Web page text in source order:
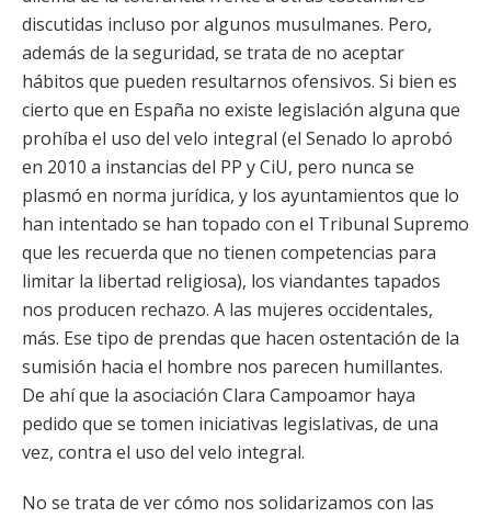
discutidas incluso por algunos musulmanes. Pero,
además de la seguridad, se trata de no aceptar
hábitos que pueden resultarnos ofensivos. Si bien es
cierto que en España no existe legislación alguna que
prohíba el uso del velo integral (el Senado lo aprobó
en 2010 a instancias del PP y CiU, pero nunca se
plasmó en norma jurídica, y los ayuntamientos que lo
han intentado se han topado con el Tribunal Supremo
que les recuerda que no tienen competencias para
limitar la libertad religiosa), los viandantes tapados
nos producen rechazo. A las mujeres occidentales,
más. Ese tipo de prendas que hacen ostentación de la
sumisión hacia el hombre nos parecen humillantes.
De ahí que la asociación Clara Campoamor haya
pedido que se tomen iniciativas legislativas, de una
vez, contra el uso del velo integral.
No se trata de ver cómo nos solidarizamos con las